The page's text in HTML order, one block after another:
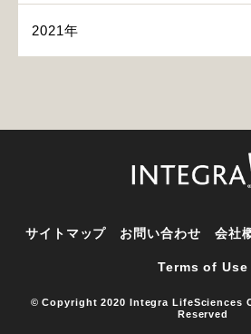
2021年
サイトマップ お問い合わせ 会社
Terms of Use
© Copyright 2020 Integra LifeSciences
Reserved